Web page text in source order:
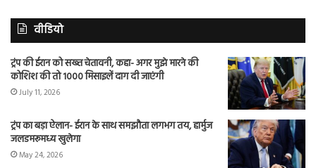
वीडियो
ट्रंप की ईरान को सख्त चेतावनी, कहा- अगर मुझे मारने की
कोशिश की तो 1000 मिसाइलें दाग दी जाएंगी
July 11, 2026
ट्रंप का बड़ा ऐलान- ईरान के साथ समझौता लगभग तय, हार्मुज
जलडमरूमध्य खुलेगा
May 24, 2026